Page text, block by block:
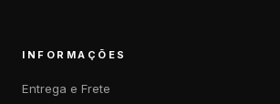
INFORMAÇÕES
Entrega e Frete